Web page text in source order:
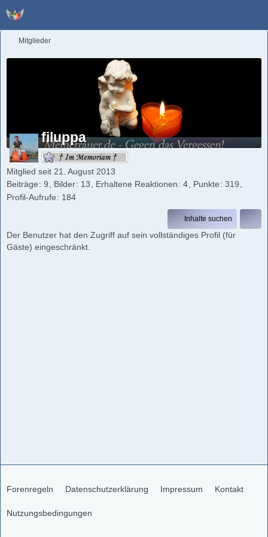
Mitglieder
filuppa
Mitglied seit 21. August 2013
Beiträge
9 Bilder 13 Erhaltene Reaktionen 4 Punkte
319
Profil-Aufrufe
184
Inhalte suchen
Der Benutzer hat den Zugriff auf sein vollständiges Profil (für
Gäste) eingeschränkt.
Forenregeln Datenschutzerklärung Impressum Kontakt
Nutzungsbedingungen